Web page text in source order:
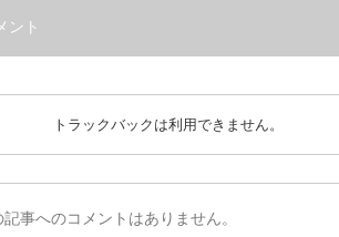
ント
トラックバックは利用できません。
記事へのコメントはありません。